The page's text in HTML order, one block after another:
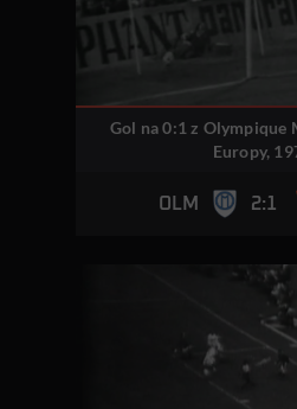
Gol na 0:1 z Olympique
Europy,
OLM 2:1